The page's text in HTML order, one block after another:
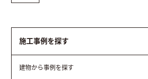
施工事例を探す
建物から事例を探す